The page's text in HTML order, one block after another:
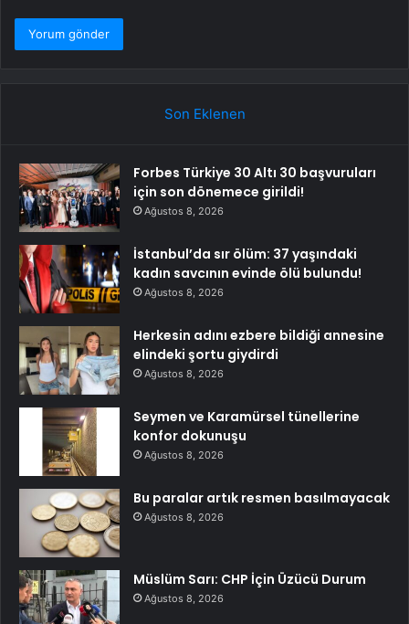
Son Eklenen
Forbes Türkiye 30 Altı 30 başvuruları
için son dönemece girildi!
Ağustos 8, 2026
İstanbul’da sır ölüm: 37 yaşındaki
kadın savcının evinde ölü bulundu!
Ağustos 8, 2026
Herkesin adını ezbere bildiği annesine
elindeki şortu giydirdi
Ağustos 8, 2026
Seymen ve Karamürsel tünellerine
konfor dokunuşu
Ağustos 8, 2026
Bu paralar artık resmen basılmayacak
Ağustos 8, 2026
Müslüm Sarı: CHP İçin Üzücü Durum
Ağustos 8, 2026